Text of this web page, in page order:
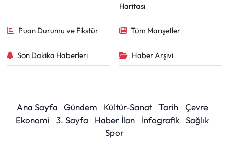
Haritası
Puan Durumu ve Fikstür Tüm Manşetler
Son Dakika Haberleri Haber Arşivi
Ana Sayfa Gündem Kültür-Sanat Tarih
Çevre
Ekonomi
3. Sayfa Haber İlan İnfografik Sağlık
Spor